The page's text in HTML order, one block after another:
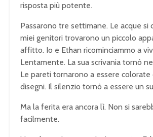
risposta più potente.
Passarono tre settimane. Le acque si
miei genitori trovarono un piccolo
affitto. Io e Ethan ricominciammo a
Lentamente. La sua scrivania tornò
Le pareti tornarono a essere colorate
disegni. Il silenzio tornò a essere un
Ma la ferita era ancora lì. Non si
facilmente.